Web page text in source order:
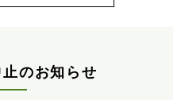
のお知らせ